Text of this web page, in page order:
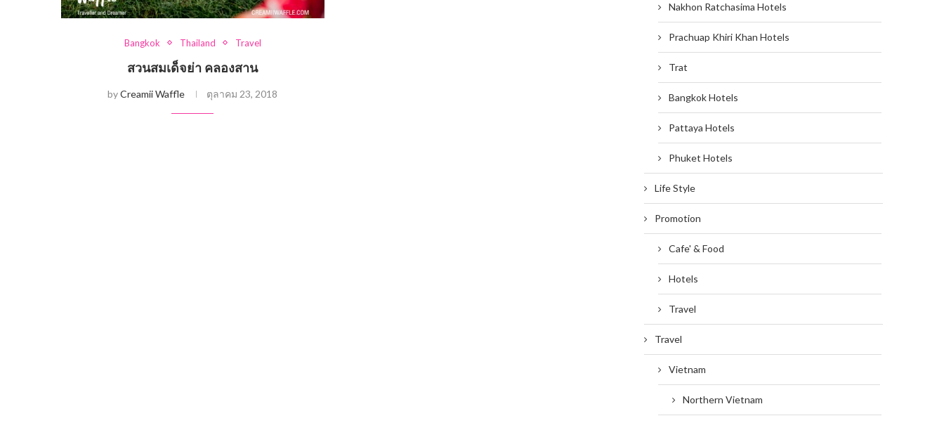
Bangkok Thailand Travel
สวนสมเด็จย่า คลองสาน
byCreamii Waffle ตุลาคม 23, 2018
Nakhon Ratchasima Hotels
Prachuap Khiri Khan Hotels
Trat
Bangkok Hotels
Pattaya Hotels
Phuket Hotels
Life Style
Promotion
Cafe' & Food
Hotels
Travel
Travel
Vietnam
Northern Vietnam